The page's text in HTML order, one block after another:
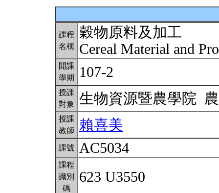
課程
名稱
穀物原料及加工
Cereal Material and
開課
學期
107-2
授課
對象
生物資源暨農學院
授課
教師
賴喜美
課號 AC5034
課程
識別
碼
623 U3550